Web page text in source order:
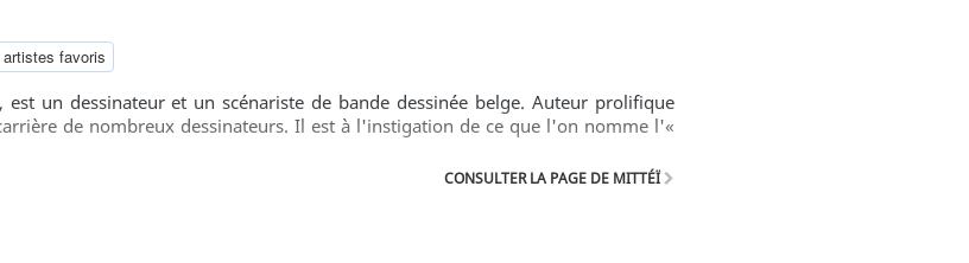
favoris
un dessinateur et un scénariste de bande dessinée belge. Auteur prolifique
de nombreux dessinateurs. Il est à l'instigation de ce que l'on nomme l'«
CONSULTER LA PAGE DE MITTÉÏ